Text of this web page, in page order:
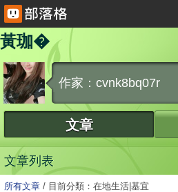
黃珈�
作家：cvnk8bq07r
文章
文章列表
所有文章 / 目前分類：在地生活|基宜